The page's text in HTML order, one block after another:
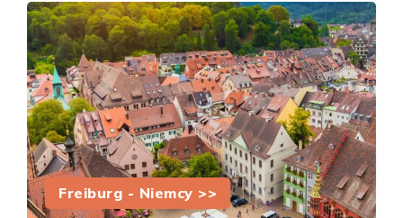
Freiburg - Niemcy >>